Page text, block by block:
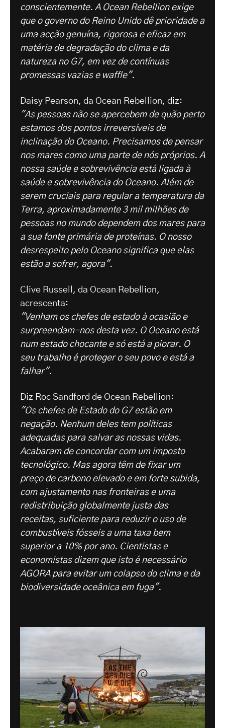
conscientemente. A Ocean Rebellion exige
que o governo do Reino Unido dê prioridade a
uma acção genuína, rigorosa e eficaz em
matéria de degradação do clima e da
natureza no G7, em vez de contínuas
promessas vazias e waffle".
Daisy Pearson, da Ocean Rebellion, diz:
"As pessoas não se apercebem de quão perto
estamos dos pontos irreversíveis de
inclinação do Oceano. Precisamos de pensar
nos mares como uma parte de nós próprios. A
nossa saúde e sobrevivência está ligada à
saúde e sobrevivência do Oceano. Além de
serem cruciais para regular a temperatura da
Terra, aproximadamente 3 mil milhões de
pessoas no mundo dependem dos mares para
a sua fonte primária de proteínas. O nosso
desrespeito pelo Oceano significa que elas
estão a sofrer, agora".
Clive Russell, da Ocean Rebellion,
acrescenta:
"Venham os chefes de estado à ocasião e
surpreendam-nos desta vez. O Oceano está
num estado chocante e só está a piorar. O
seu trabalho é proteger o seu povo e está a
falhar".
Diz Roc Sandford de Ocean Rebellion:
"Os chefes de Estado do G7 estão em
negação. Nenhum deles tem políticas
adequadas para salvar as nossas vidas.
Acabaram de concordar com um imposto
tecnológico. Mas agora têm de fixar um
preço de carbono elevado e em forte subida,
com ajustamento nas fronteiras e uma
redistribuição globalmente justa das
receitas, suficiente para reduzir o uso de
combustíveis fósseis a uma taxa bem
superior a 10% por ano. Cientistas e
economistas dizem que isto é necessário
AGORA para evitar um colapso do clima e da
biodiversidade oceânica em fuga".